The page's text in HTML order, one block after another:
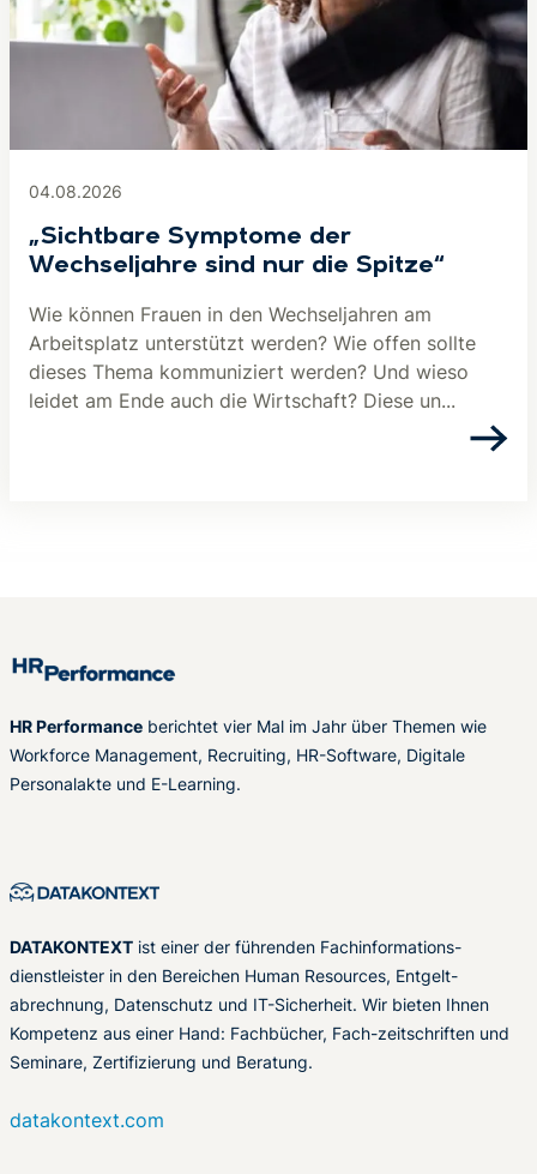
04.08.2026
„Sichtbare Symptome der
Wechseljahre sind nur die Spitze“
Wie können Frauen in den Wechseljahren am
Arbeitsplatz unterstützt werden? Wie offen sollte
dieses Thema kommuniziert werden? Und wieso
leidet am Ende auch die Wirtschaft? Diese un...
HR Performance berichtet vier Mal im Jahr über Themen wie
Workforce Management, Recruiting, HR-Software, Digitale
Personalakte und E-Learning.
DATAKONTEXT ist einer der führenden Fachinformations-
dienstleister in den Bereichen Human Resources, Entgelt-
abrechnung, Datenschutz und IT-Sicherheit. Wir bieten Ihnen
Kompetenz aus einer Hand: Fachbücher, Fach-zeitschriften und
Seminare, Zertifizierung und Beratung.
datakontext.com